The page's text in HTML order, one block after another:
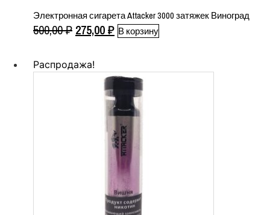
Электронная сигарета Attacker 3000 затяжек Виноград
500,00₽ Первоначальная
составляла
500,00 ₽.
275,00₽Текущая
В корзину
Распродажа!